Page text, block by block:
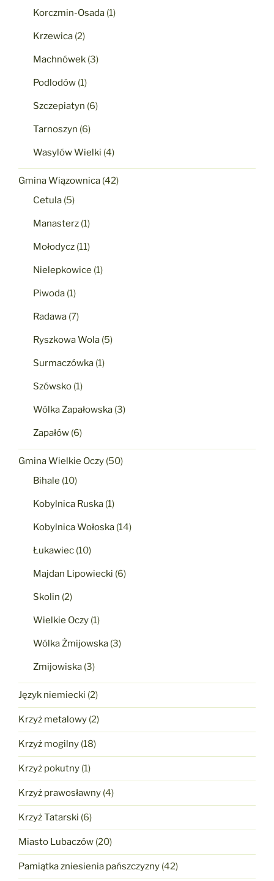
Korczmin-Osada (1)
Krzewica (2)
Machnówek (3)
Podlodów (1)
Szczepiatyn (6)
Tarnoszyn (6)
Wasylów Wielki (4)
Gmina Wiązownica (42)
Cetula (5)
Manasterz (1)
Mołodycz (11)
Nielepkowice (1)
Piwoda (1)
Radawa (7)
Ryszkowa Wola (5)
Surmaczówka (1)
Szówsko (1)
Wólka Zapałowska (3)
Zapałów (6)
Gmina Wielkie Oczy (50)
Bihale (10)
Kobylnica Ruska (1)
Kobylnica Wołoska (14)
Łukawiec (10)
Majdan Lipowiecki (6)
Skolin (2)
Wielkie Oczy (1)
Wólka Żmijowska (3)
Zmijowiska (3)
Język niemiecki (2)
Krzyż metalowy (2)
Krzyż mogilny (18)
Krzyż pokutny (1)
Krzyż prawosławny (4)
Krzyż Tatarski (6)
Miasto Lubaczów (20)
Pamiątka zniesienia pańszczyzny (42)